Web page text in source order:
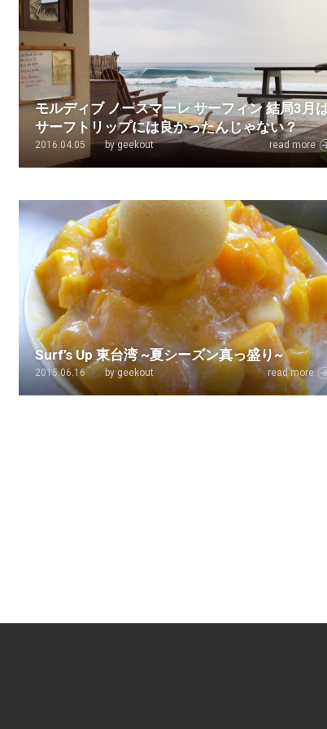
モルディブ ノースマーレ サーフィン 結局3月
サーフトリップには良かったんじゃない？
2016.04.05 by geekout read more
Surf’s Up 東台湾 ~夏シーズン真っ盛り~
2015.06.16 by geekout read more